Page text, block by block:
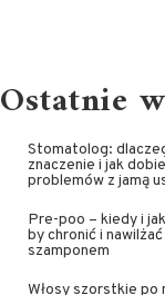
Ostatnie
Stomatolog:
znaczenie i jak
problemów z jamą
Pre-poo – kiedy i
by chronić i
szamponem
Włosy szorstkie po